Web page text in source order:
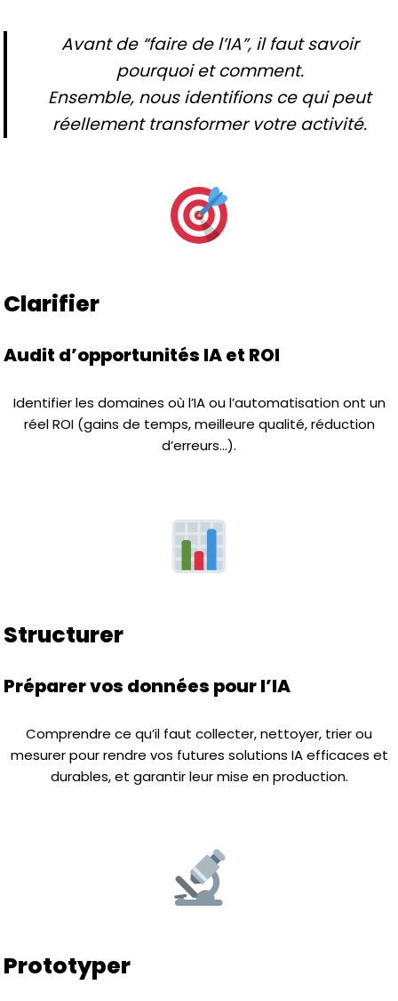
Avant de “faire de l’IA”, il faut savoir
pourquoi et comment.
Ensemble, nous identifions ce qui peut
réellement transformer votre activité.
Clarifier
Audit d’opportunités IA et ROI
Identifier les domaines où l’IA ou l’automatisation ont un
réel ROI (gains de temps, meilleure qualité, réduction
d’erreurs…).
Structurer
Préparer vos données pour l’IA
Comprendre ce qu’il faut collecter, nettoyer, trier ou
mesurer pour rendre vos futures solutions IA efficaces et
durables, et garantir leur mise en production.
Prototyper